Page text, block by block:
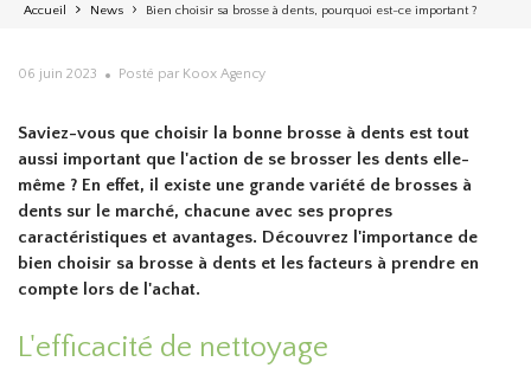
Accueil News Bien choisir sa brosse à dents, pourquoi est-ce important ?
06 juin 2023 Posté par Koox Agency
Saviez-vous que choisir la bonne brosse à dents est tout
aussi important que l'action de se brosser les dents elle-
même ? En effet, il existe une grande variété de brosses à
dents sur le marché, chacune avec ses propres
caractéristiques et avantages. Découvrez l'importance de
bien choisir sa brosse à dents et les facteurs à prendre en
compte lors de l'achat.
L'efficacité de nettoyage